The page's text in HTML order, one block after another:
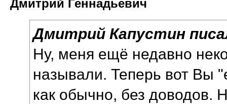
Дмитрий Геннадьевич
Дмитрий Капустин
Ну, меня ещё недавно
называли. Теперь вот Вы
как обычно, без доводов.